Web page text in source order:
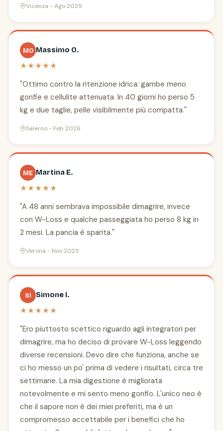
Vicenza - Ago 2025
MO Massimo O.
★★★★★
"Ottimo contro la ritenzione idrica: gambe meno
gonfie e cellulite attenuata. In 40 giorni ho perso 5
kg e due taglie, pelle visibilmente più compatta."
Salerno - Feb 2026
ME Martina E.
★★★★★
"A 48 anni sembrava impossibile dimagrire, invece
con W-Loss e qualche passeggiata ho perso 8 kg in
2 mesi. La pancia è sparita."
Verona - Nov 2025
SI
Simone I.
★★★★★
"Ero piuttosto scettico riguardo agli integratori per
dimagrire, ma ho deciso di provare W-Loss leggendo
diverse recensioni. Devo dire che funziona, anche se
ci ho messo un po' prima di vedere i risultati, circa tre
settimane. La mia digestione è migliorata
notevolmente e mi sento meno gonfio. L'unico neo è
che il sapore non è dei miei preferiti, ma è un
compromesso accettabile per i benefici che ho